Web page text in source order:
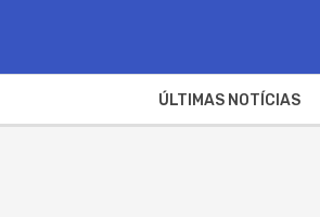
ÚLTIMAS NOTÍCIAS